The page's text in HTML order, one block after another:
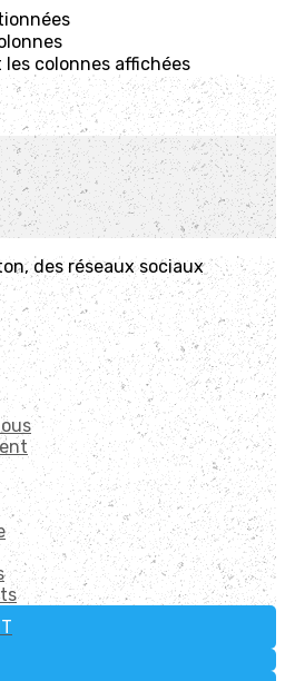
colonnes affichées
des réseaux sociaux